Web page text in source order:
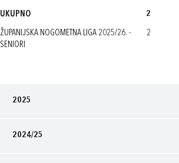
UKUPNO 2
ŽUPANIJSKA NOGOMETNA LIGA 2025/26. -
SENIORI
2
2025
2024/25